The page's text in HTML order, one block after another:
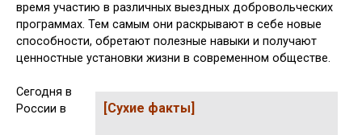
время участию в различных выездных добровольческих
программах. Тем са­мым они раскрывают в себе новые
спо­собности, обретают полезные навыки и получают
ценностные установки жиз­ни в современном обществе.
[Сухие факты]
Сегодня в
России в